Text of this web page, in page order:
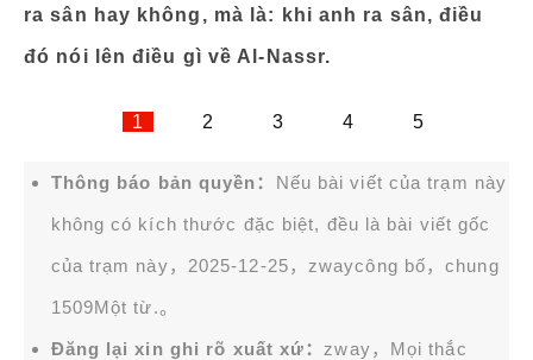
ra sân hay không, mà là: khi anh ra sân, điều
đó nói lên điều gì về Al-Nassr.
1 2 3 4 5
Thông báo bản quyền： Nếu bài viết của trạm này
không có kích thước đặc biệt, đều là bài viết gốc
của trạm này，2025-12-25， zwaycông bố，chung
1509Một từ.。
Đăng lại xin ghi rõ xuất xứ： zway，Mọi thắc